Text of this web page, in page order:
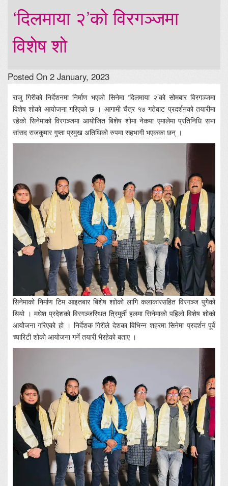
‘दिलमाया २’को विरगञ्जमा
विशेष शो
Posted On 2 January, 2023
राजु गिरीको निर्देशनमा निर्माण भएको सिनेमा ‘दिलमाया २’को सोमबार विरगञ्जमा
विशेष शोको आयोजना गरिएको छ । आगामी चैत्र १७ गतेबाट प्रदर्शनको तयारीमा
रहेको सिनेमाको विरगञ्जमा आयोजित बिशेष शोमा नेकपा एमालेमा प्रतिनिधि सभा
सांसद राजकुमार गुप्ता प्रमुख अतिथिको रुपमा सहभागी भएकका छन् ।
सिनेमाको निर्माण टिम आइतबार बिशेष शाोको लागि कलाकारसहित विरगञ्ज पुगेको
थियो । मधेश प्रदेशको विरगञ्जस्थित त्रिमुर्ती हलमा सिनेमाको पहिलो विशेष शोको
आयोेजना गरिएको हो । निर्देशक गिरीले देशका विभिन्न शहरमा सिनेमा प्रदर्शन पूर्व
च्यारिटी शोकोे आयोजना गर्ने तयारी भैरहेको बताए ।